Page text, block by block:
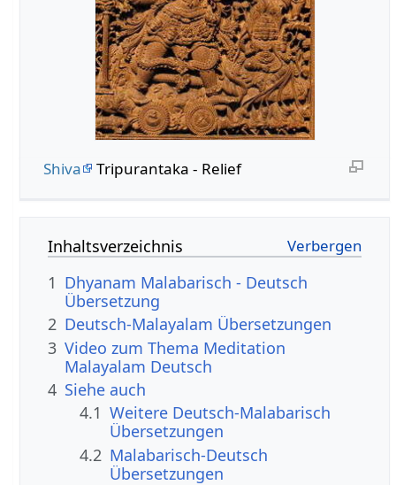
Shiva Tripurantaka - Relief
Inhaltsverzeichnis
1 Dhyanam Malabarisch - Deutsch
Übersetzung
2 Deutsch-Malayalam Übersetzungen
3 Video zum Thema Meditation
Malayalam Deutsch
4 Siehe auch
4.1 Weitere Deutsch-Malabarisch
Übersetzungen
4.2 Malabarisch-Deutsch
Übersetzungen